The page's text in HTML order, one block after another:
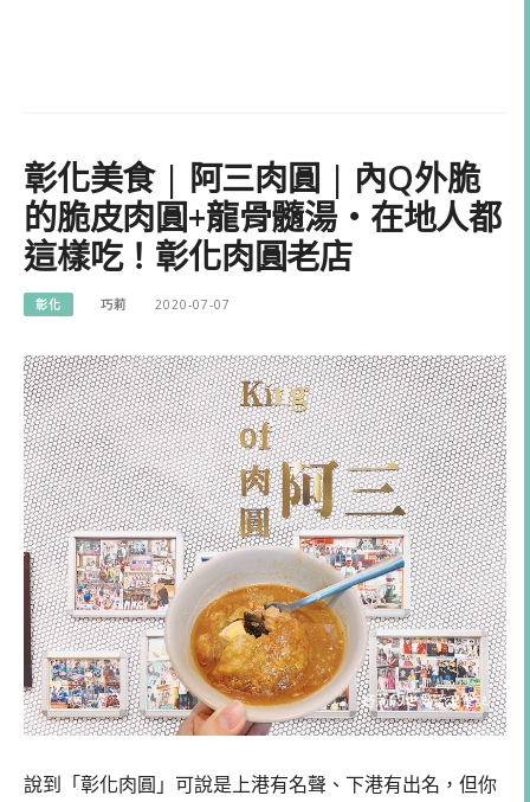
彰化美食 | 阿三肉圓 | 內Q外脆
的脆皮肉圓+龍骨髓湯・在地人都
這樣吃！彰化肉圓老店
彰化 巧莉 2020-07-07
說到「彰化肉圓」可說是上港有名聲、下港有出名，但你